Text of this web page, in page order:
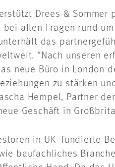
Drees & Sommer
bei allen Fragen rund
das
“Nach unseren
neue Büro in London
zu stärken
Hempel, Partner
Geschäft in
in UK fundierte
baufachliches